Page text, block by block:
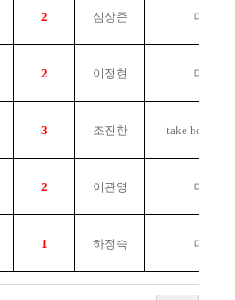
2 심상준 대면
2 이정현 대면
3 조진한 take home
2 이관영 대면
1 하정숙 대면